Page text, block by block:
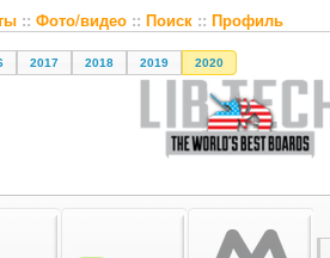
:: Фото/видео:: Поиск:: Профиль
2017 2018 2019 2020